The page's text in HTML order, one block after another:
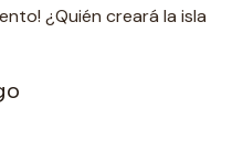
¿Quién creará la isla